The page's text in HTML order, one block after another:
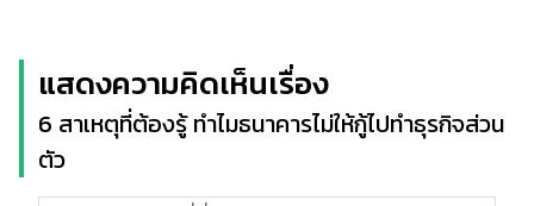
แสดงความคิดเห็นเรื่อง
6 สาเหตุที่ต้องรู้ ทำไมธนาคารไม่ให้กู้ไปทำธุรกิจส่วน
ตัว